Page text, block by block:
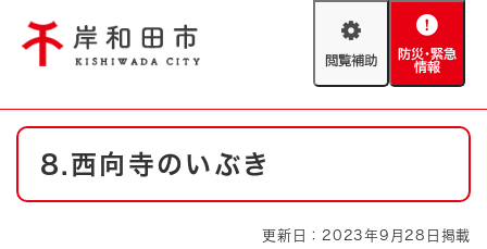
閲
助
防
緊
やさしい日本語
防災・緊急情報
ハザードマップ AED設置箇所
本
8.西向寺のいぶき
更新日：2023年9月28日掲載